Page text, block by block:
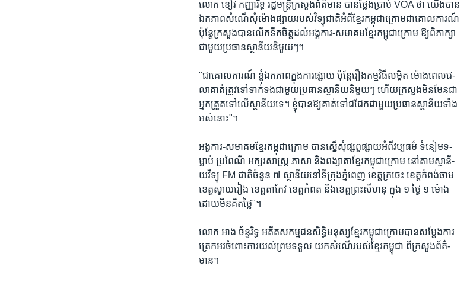
លោក ខៀវ កញ្ញារិទ្ធ រដ្ឋមន្ត្រីក្រសួងព័ត៌មាន បានថ្លែងប្រាប់ VOA ថា យើងបាន
ឯកភាពសំណើសុំម៉ោងផ្សាយរបស់វិទ្យុជាតិអំពីខ្មែរកម្ពុជាក្រោមជាគោលការណ៍
ប៉ុន្តែក្រសួងបានលើកទឹកចិត្តដល់អង្គការ-សមាគមខ្មែរកម្ពុជាក្រោម ឱ្យពិភាក្សា
ជាមួយប្រធានស្ថានីយនិមួយៗ។
"ជាគោលការណ៍ ខ្ញុំឯកភាពក្នុងការផ្សាយ ប៉ុន្តែរឿងកម្មវិធីលម្អិត ម៉ោងពេលវេ-
លាគាត់ត្រូវទៅទាក់ទងជាមួយប្រធានស្ថានីយនិមួយៗ ហើយក្រសួងមិនមែនជា
អ្នកត្រួតទៅលើស្ថានីយទេ។ ខ្ញុំបានឱ្យគាត់ទៅជជែកជាមួយប្រធានស្ថានីយទាំង
អស់នោះ"។
អង្គការ-សមាគមខ្មែរកម្ពុជាក្រោម បានស្នើសុំផ្សព្វផ្សាយអំពីវប្បធម៌ ទំនៀមទ-
ម្លាប់ ប្រពៃណី អក្សរសាស្ត្រ ភាសា និងពង្សាតាខ្មែរកម្ពុជាក្រោម នៅតាមស្ថានី-
យវិទ្យុ FM ជាតិចំនួន ៧ ស្ថានីយនៅទីក្រុងភ្នំពេញ ខេត្តក្រចេះ ខេត្តកំពង់ចាម
ខេត្តស្វាយរៀង ខេត្តតាកែវ ខេត្តកំពត និងខេត្តព្រះសីហនុ ក្នុង ១ ថ្ងៃ ១ ម៉ោង
ដោយមិនគិតថ្លៃ"។
លោក អាង ច័ន្ទរិទ្ធ អតីតសកម្មជនសិទ្ធិមនុស្សខ្មែរកម្ពុជាក្រោមបានសម្តែងការ
ត្រេកអរចំពោះការយល់ព្រមទទួល យកសំណើរបស់ខ្មែរកម្ពុជា ពីក្រសួងព័ត៌-
មាន។